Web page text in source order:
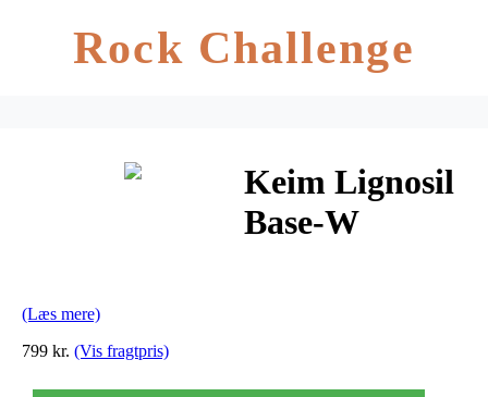
Rock Challenge
Keim Lignosil
Base-W
(Læs mere)
799 kr. (Vis fragtpris)